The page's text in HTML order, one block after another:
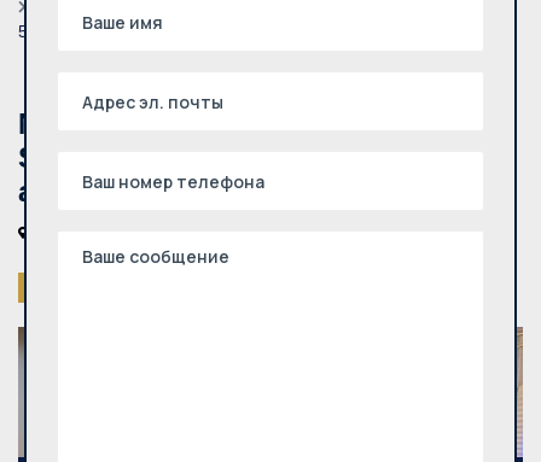
55m², 4 aukštas
Nuomojamas 2 kambarių butas,
Senamiestis, Gedimino pr., 55m², 4
aukštas